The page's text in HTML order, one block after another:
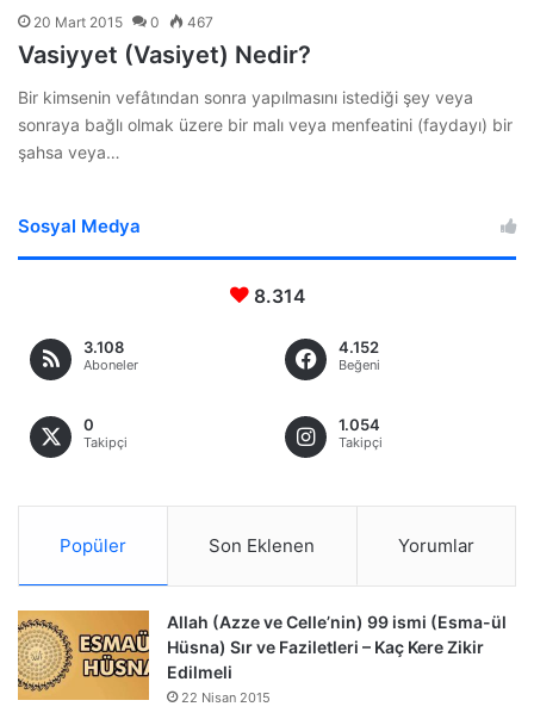
20 Mart 2015 0 467
Vasiyyet (Vasiyet) Nedir?
Bir kimsenin vefâtından sonra yapılmasını istediği şey veya
sonraya bağlı olmak üzere bir malı veya menfeatini (faydayı) bir
şahsa veya…
Sosyal Medya
8.314
3.108
Aboneler
4.152
Beğeni
0
Takipçi
1.054
Takipçi
Popüler Son Eklenen Yorumlar
Allah (Azze ve Celle’nin) 99 ismi (Esma-ül
Hüsna) Sır ve Faziletleri – Kaç Kere Zikir
Edilmeli
22 Nisan 2015